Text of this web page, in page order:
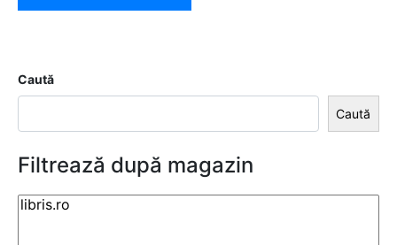
Caută
Caută
Filtrează după magazin